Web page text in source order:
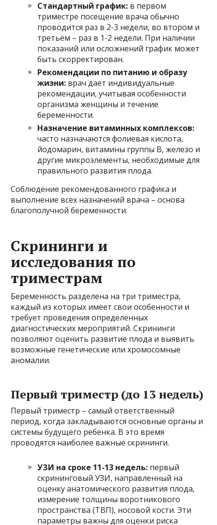
Стандартный график: в первом
триместре посещение врача обычно
проводится раз в 2-3 недели, во втором и
третьем – раз в 1-2 недели. При наличии
показаний или осложнений график может
быть скорректирован.
Рекомендации по питанию и образу
жизни: врач дает индивидуальные
рекомендации, учитывая особенности
организма женщины и течение
беременности.
Назначение витаминных комплексов:
часто назначаются фолиевая кислота,
йодомарин, витамины группы B, железо и
другие микроэлементы, необходимые для
правильного развития плода.
Соблюдение рекомендованного графика и
выполнение всех назначений врача – основа
благополучной беременности.
Скрининги и
исследования по
триместрам
Беременность разделена на три триместра,
каждый из которых имеет свои особенности и
требует проведения определенных
диагностических мероприятий. Скрининги
позволяют оценить развитие плода и выявить
возможные генетические или хромосомные
аномалии.
Первый триместр (до 13 недель)
Первый триместр – самый ответственный
период, когда закладываются основные органы и
системы будущего ребенка. В это время
проводятся наиболее важные скрининги.
УЗИ на сроке 11-13 недель: первый
скрининговый УЗИ, направленный на
оценку анатомического развития плода,
измерение толщины воротникового
пространства (ТВП), носовой кости. Эти
параметры важны для оценки риска